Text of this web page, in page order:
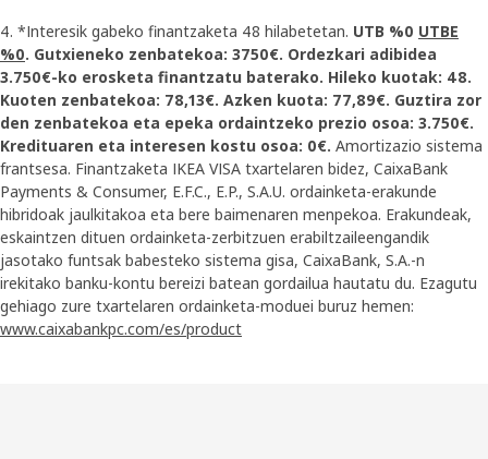
4. *Interesik gabeko finantzaketa 48 hilabetetan. UTB %0 UTBE
%0. Gutxieneko zenbatekoa: 3750€. Ordezkari adibidea
3.750€-ko erosketa finantzatu baterako. Hileko kuotak: 48.
Kuoten zenbatekoa: 78,13€. Azken kuota: 77,89€. Guztira zor
den zenbatekoa eta epeka ordaintzeko prezio osoa: 3.750€.
Kredituaren eta interesen kostu osoa: 0€. Amortizazio sistema
frantsesa. Finantzaketa IKEA VISA txartelaren bidez, CaixaBank
Payments & Consumer, E.F.C., E.P., S.A.U. ordainketa-erakunde
hibridoak jaulkitakoa eta bere baimenaren menpekoa. Erakundeak,
eskaintzen dituen ordainketa-zerbitzuen erabiltzaileengandik
jasotako funtsak babesteko sistema gisa, CaixaBank, S.A.-n
irekitako banku-kontu bereizi batean gordailua hautatu du. Ezagutu
gehiago zure txartelaren ordainketa-moduei buruz hemen:
www.caixabankpc.com/es/product